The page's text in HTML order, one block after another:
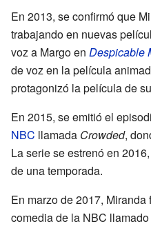
En 2013, se confirmó que
trabajando en nuevas
voz a Margo en Despicable
de voz en la película
protagonizó la película de
En 2015, se emitió el
NBC llamada Crowded,
La serie se estrenó en
de una temporada.
En marzo de 2017,
comedia de la NBC llamado